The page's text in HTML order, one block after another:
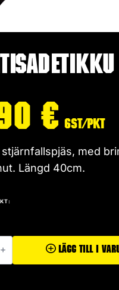
€ 6st/pkt
stjärnfallspjäs, med
Längd 40cm.
Lägg Till I